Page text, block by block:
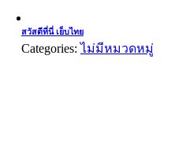
สวัสดีที่นี่ เย็บไทย
Categories:ไม่มีหมวดหมู่